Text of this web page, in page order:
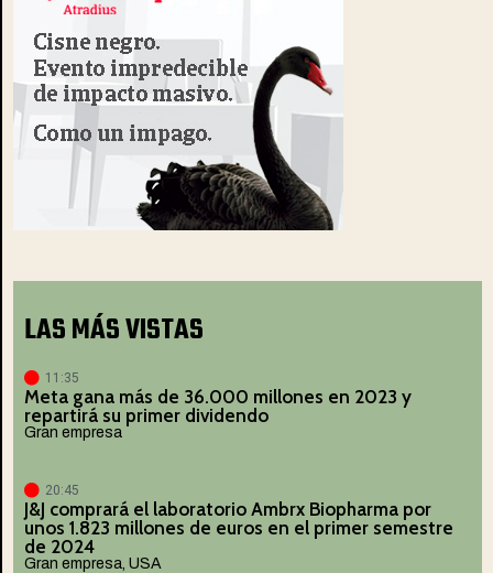
LAS MÁS VISTAS
11:35
Meta gana más de 36.000 millones en 2023 y
repartirá su primer dividendo
Gran empresa
20:45
J&J comprará el laboratorio Ambrx Biopharma por
unos 1.823 millones de euros en el primer semestre
de 2024
Gran empresa USA